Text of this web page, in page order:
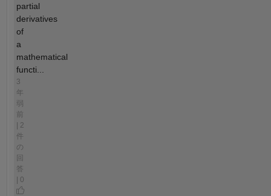
partial
derivatives
of
a
mathematical
functi...
3
年
弱
前
| 2
件
の
回
答
| 0